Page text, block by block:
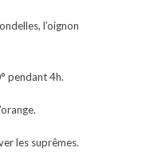
l’oignon
pendant 4h.
les suprêmes.